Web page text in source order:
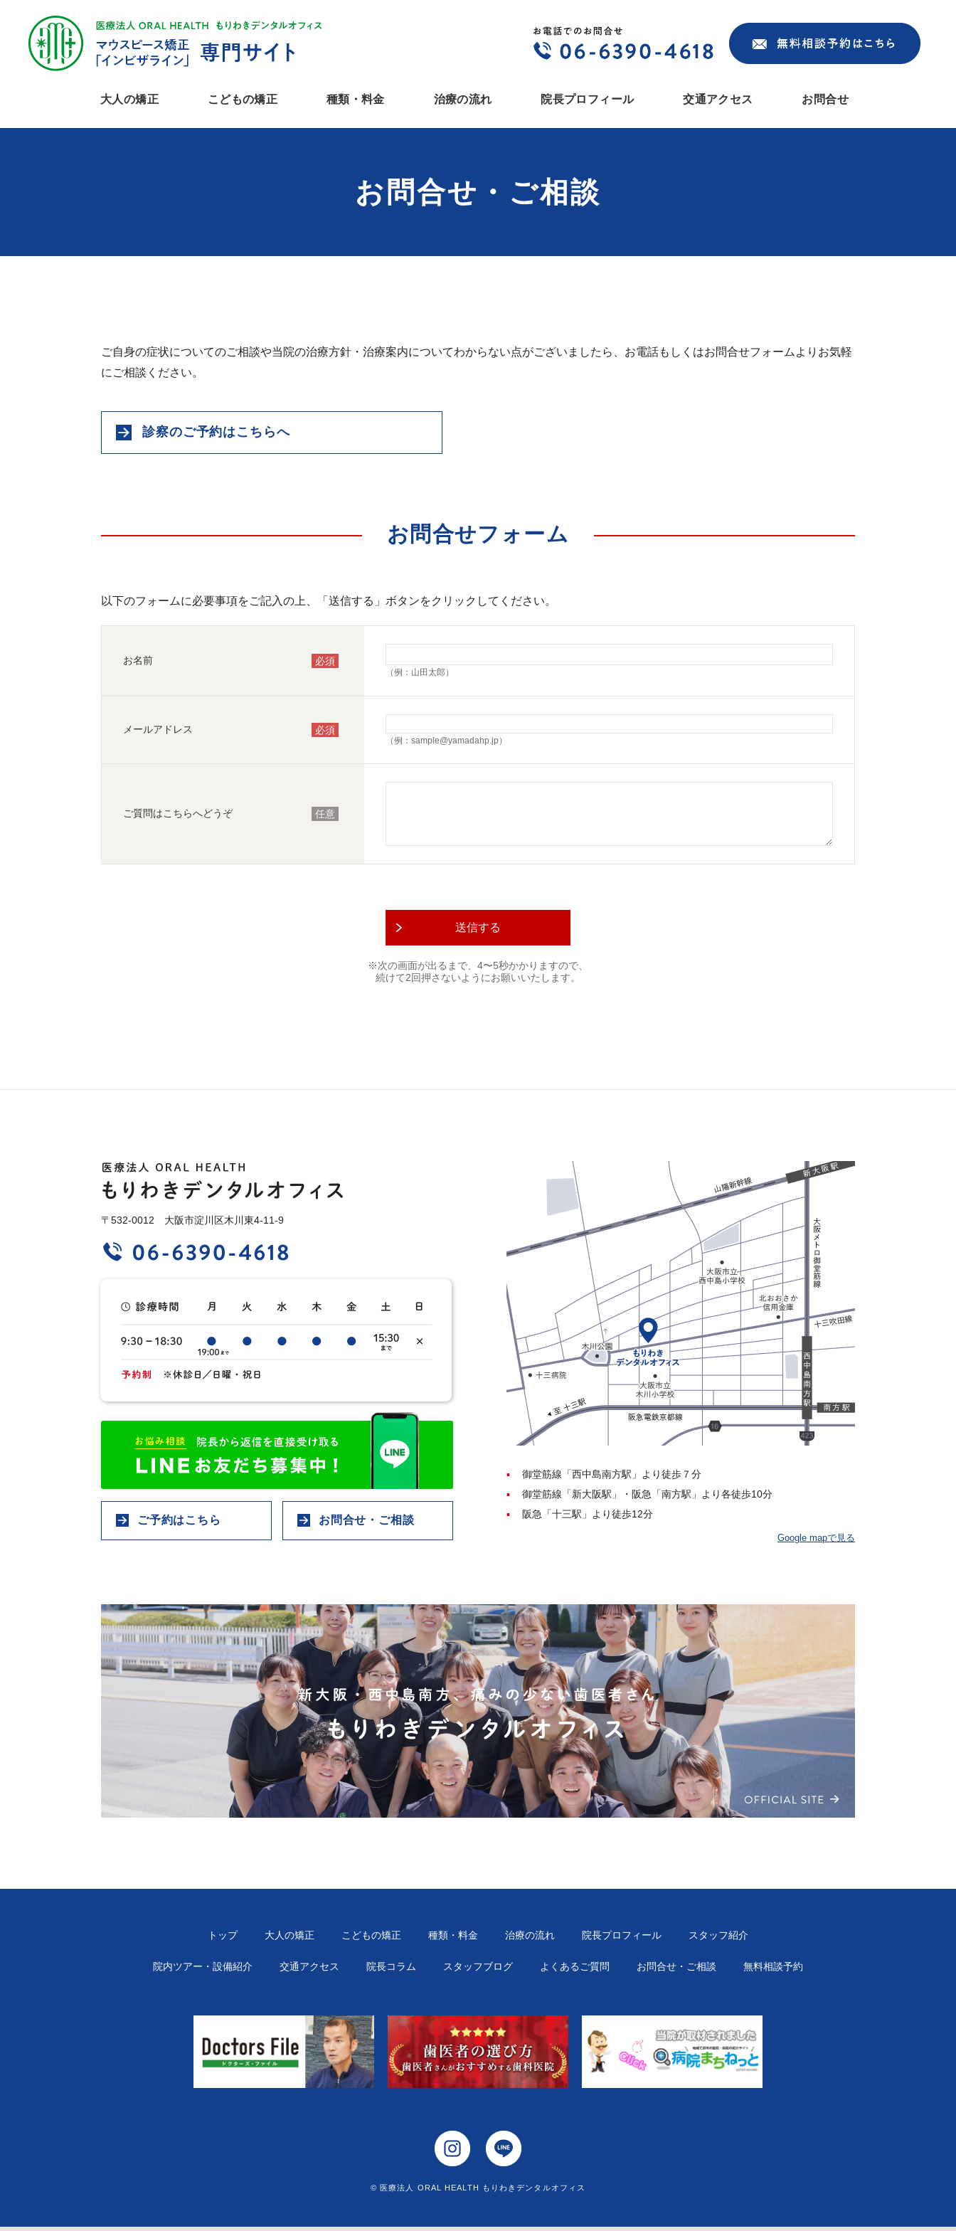
大人の矯正 こどもの矯正 種類・料金 治療の流れ 院長プロフィール 交通アクセス お問合せ
お問合せ・ご相談
ご自身の症状についてのご相談や当院の治療方針・治療案内についてわからない点がございましたら、お電話もしくはお問合せフォームよりお気軽
にご相談ください。
診察のご予約はこちらへ
お問合せフォーム
以下のフォームに必要事項をご記入の上、「送信する」ボタンをクリックしてください。
お名前 必須
（例：山田太郎）
メールアドレス 必須
（例：sample@yamadahp.jp）
ご質問はこちらへどうぞ 任意
※次の画面が出るまで、4〜5秒かかりますので、
続けて2回押さないようにお願いいたします。
〒532-0012 大阪市淀川区木川東4-11-9
ご予約はこちら お問合せ・ご相談
御堂筋線「西中島南方駅」より徒歩７分
御堂筋線「新大阪駅」・阪急「南方駅」より各徒歩10分
阪急「十三駅」より徒歩12分
Google mapで見る
トップ 大人の矯正 こどもの矯正 種類・料金 治療の流れ 院長プロフィール スタッフ紹介
院内ツアー・設備紹介 交通アクセス 院長コラム スタッフブログ よくあるご質問 お問合せ・ご相談 無料相談予約
© 医療法人 ORAL HEALTH もりわきデンタルオフィス